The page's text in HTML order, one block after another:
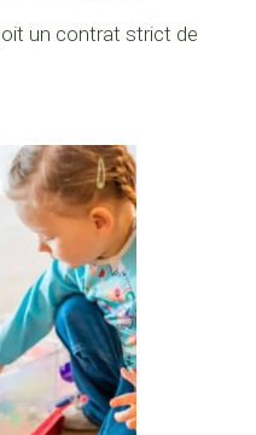
un contrat strict de